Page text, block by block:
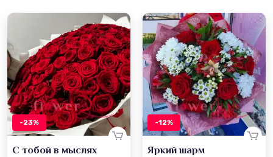
-23%
С тобой в мыслях
-12%
Яркий шарм